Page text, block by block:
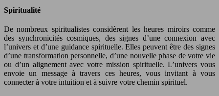
Spiritualité
De nombreux spiritualistes considèrent les heures miroirs comme
des synchronicités cosmiques, des signes d’une connexion avec
l’univers et d’une guidance spirituelle. Elles peuvent être des signes
d’une transformation personnelle, d’une nouvelle phase de votre vie
ou d’un alignement avec votre mission spirituelle. L’univers vous
envoie un message à travers ces heures, vous invitant à vous
connecter à votre intuition et à suivre votre chemin spirituel.